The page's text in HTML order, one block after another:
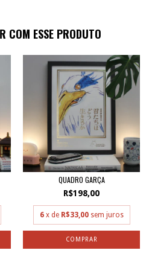
COM ESSE PRODUTO
QUADRO GARÇA
R$198,00
6 x de R$33,00 sem juros